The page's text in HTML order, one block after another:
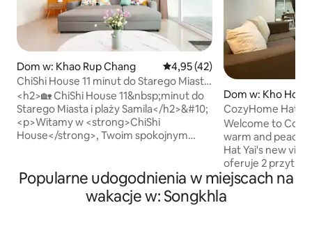
Dom w: Khao Rup Chang Średnia ocena: 4,95 na 5,
4,95 (42)
ChiShi House 11 minut do Starego Miasta
i plaży Samila
<h2>🏡 ChiShi House 11&nbsp;minut do
Starego Miasta i plaży Samila</h2>&#10;
<p>Witamy w <strong>ChiShi
House</strong>, Twoim spokojnym
Nasz przytulny, dwupiętrowy dom,
starannie przygotowany
z&nbsp;miłością i&nbsp;troską, jest
Dom w: Kho Hong
CozyHome HatYai W pobliżu
targu 7e
Welcome to
warm and
Hat Yai's new
oferuje 2
typu king-size i
idealne dla
Możemy również
Popularne udogodnienia w miejscach na
wakacje w: Songkhla